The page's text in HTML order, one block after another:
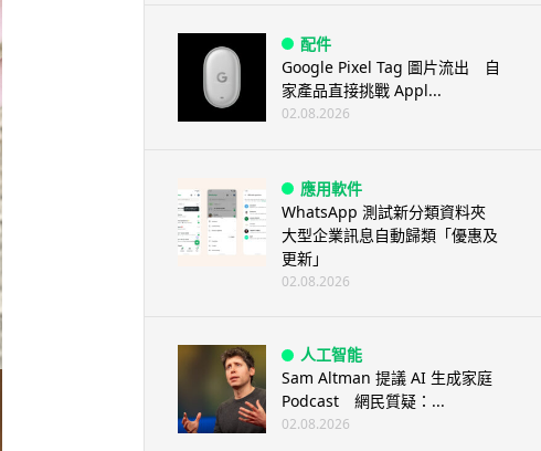
配件
Google Pixel Tag 圖片流出 自
家產品直接挑戰 Appl...
02.08.2026
應用軟件
WhatsApp 測試新分類資料夾
大型企業訊息自動歸類「優惠及
更新」
02.08.2026
人工智能
Sam Altman 提議 AI 生成家庭
Podcast 網民質疑：...
02.08.2026